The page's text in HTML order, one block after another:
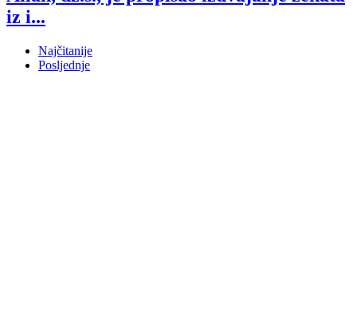
iz i...
Najčitanije
Posljednje